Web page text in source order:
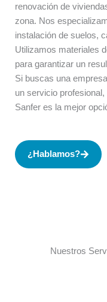
renovación de
zona. Nos
instalación de suelos,
Utilizamos materiales
para garantizar un
Si buscas una
un servicio
Sanfer es la mejor
¿Hablamos?
Nuestros